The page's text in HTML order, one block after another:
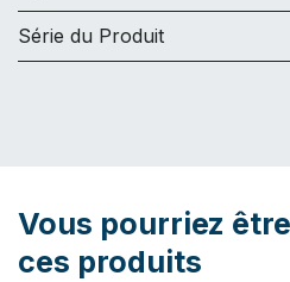
Série du Produit
Vous pourriez
ces produits